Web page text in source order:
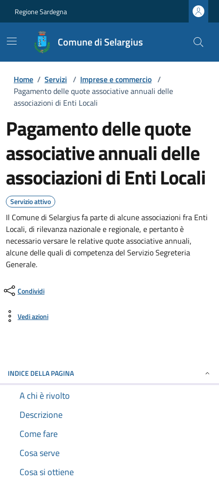
Regione Sardegna
Comune di Selargius
Home / Servizi / Imprese e commercio /
Pagamento delle quote associative annuali delle
associazioni di Enti Locali
Pagamento delle quote
associative annuali delle
associazioni di Enti Locali
Servizio attivo
Il Comune di Selargius fa parte di alcune associazioni fra Enti
Locali, di rilevanza nazionale e regionale, e pertanto è
necessario versare le relative quote associative annuali,
alcune delle quali di competenza del Servizio Segreteria
Generale.
Condividi
Vedi azioni
INDICE DELLA PAGINA
A chi è rivolto
Descrizione
Come fare
Cosa serve
Cosa si ottiene